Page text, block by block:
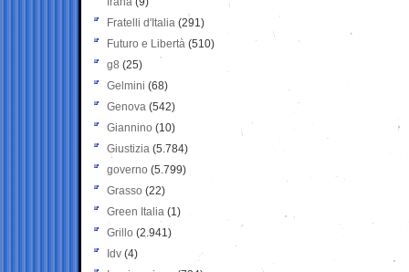
Fratelli d'Italia (291)
Futuro e Libertà (510)
g8 (25)
Gelmini (68)
Genova (542)
Giannino (10)
Giustizia (5.784)
governo (5.799)
Grasso (22)
Green Italia (1)
Grillo (2.941)
Idv (4)